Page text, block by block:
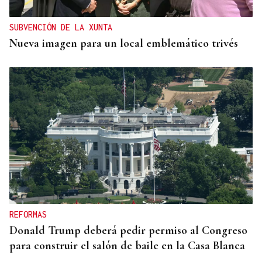
SUBVENCIÓN DE LA XUNTA
Nueva imagen para un local emblemático trivés
REFORMAS
Donald Trump deberá pedir permiso al Congreso
para construir el salón de baile en la Casa Blanca